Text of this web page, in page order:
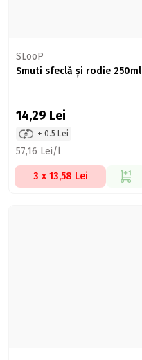
SLooP
Smuti sfeclă și rodie 250ml
14,29 Lei
+ 0.5 Lei
57,16 Lei/l
3 x 13,58 Lei